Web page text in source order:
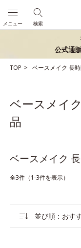
検索
メニュー
公式通
TOP ベースメイク 長
ベースメイ
品
ベースメイク
全3件（1-3件を表示）
並び順 おす